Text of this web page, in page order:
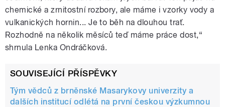
chemické a zrnitostní rozbory, ale máme i vzorky vody a
vulkanických hornin... Je to běh na dlouhou trať.
Rozhodně na několik měsíců teď máme práce dost,“
shrnula Lenka Ondráčková.
SOUVISEJÍCÍ PŘÍSPĚVKY
Tým vědců z brněnské Masarykovy univerzity a
dalších institucí odlétá na první českou výzkumnou